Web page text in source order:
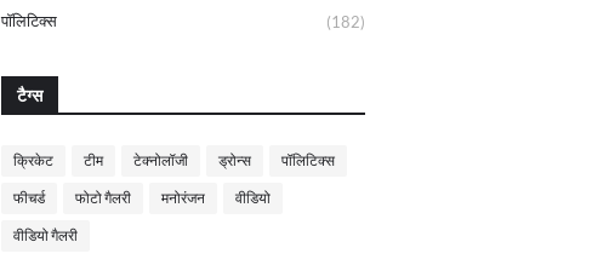
पॉलिटिक्स
(182)
टैग्स
क्रिकेट टीम टेक्नोलॉजी ड्रोन्स पॉलिटिक्स
फीचर्ड फोटो गैलरी मनोरंजन वीडियो
वीडियो गैलरी